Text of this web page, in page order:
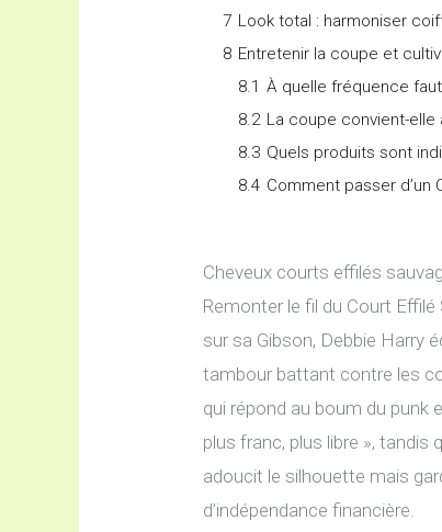
7 Look total : harmoniser
8 Entretenir la coupe et
8.1 À quelle fréquence
8.2 La coupe convient-
8.3 Quels produits sont
8.4 Comment passer d’un
Cheveux courts effilés
Remonter le fil du Court
sur sa Gibson, Debbie Harry
tambour battant contre les
qui répond au boum du punk
plus franc, plus libre »,
adoucit le silhouette mais
d’indépendance financière.